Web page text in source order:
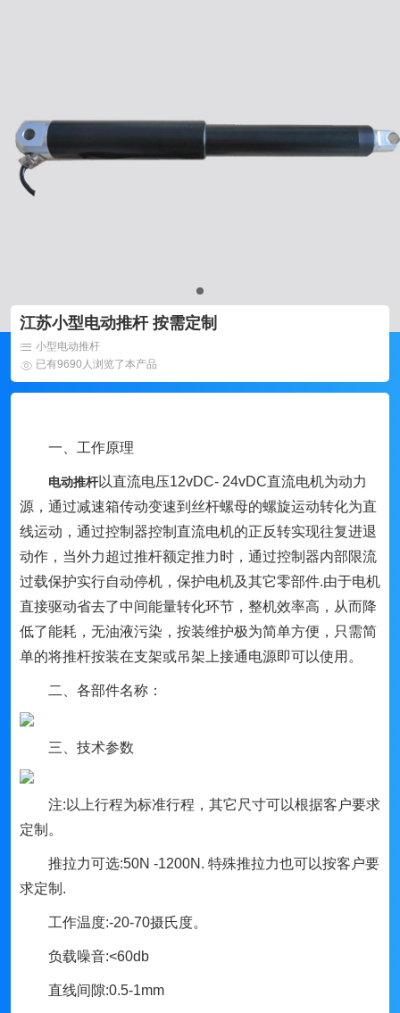
江苏小型电动推杆 按需定制
小型电动推杆
已有9690人浏览了本产品
一、工作原理
电动推杆以直流电压12vDC- 24vDC直流电机为动力
源，通过减速箱传动变速到丝杆螺母的螺旋运动转化为直
线运动，通过控制器控制直流电机的正反转实现往复进退
动作，当外力超过推杆额定推力时，通过控制器内部限流
过载保护实行自动停机，保护电机及其它零部件.由于电机
直接驱动省去了中间能量转化环节，整机效率高，从而降
低了能耗，无油液污染，按装维护极为简单方便，只需简
单的将推杆按装在支架或吊架上接通电源即可以使用。
二、各部件名称：
三、技术参数
注:以上行程为标准行程，其它尺寸可以根据客户要求
定制。
推拉力可选:50N -1200N. 特殊推拉力也可以按客户要
求定制.
工作温度:-20-70摄氏度。
负载噪音:<60db
直线间隙:0.5-1mm